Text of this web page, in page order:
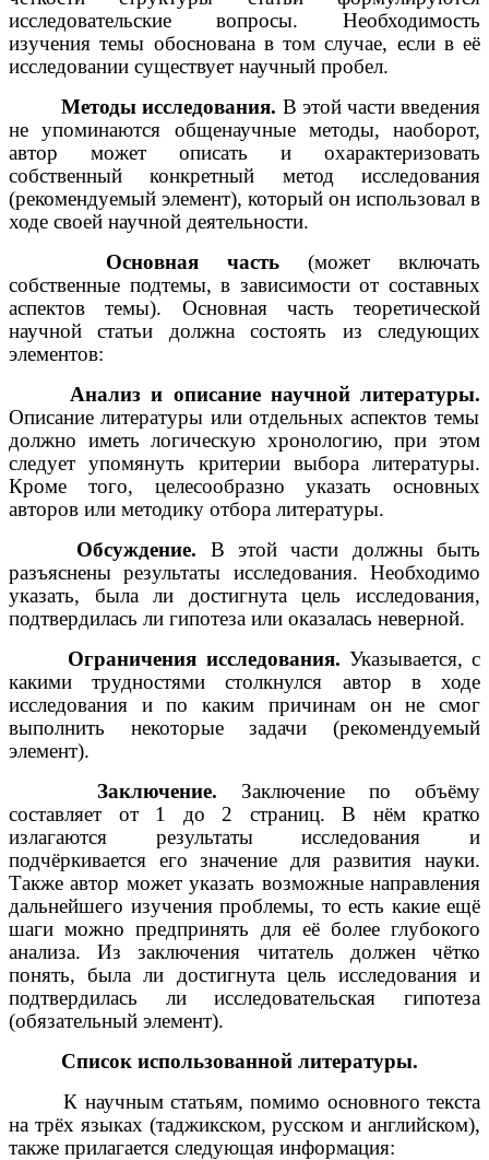
исследовательские вопросы. Необходимость
изучения темы обоснована в том случае, если в её
исследовании существует научный пробел.
Методы исследования. В этой части введения
не упоминаются общенаучные методы, наоборот,
автор может описать и охарактеризовать
собственный конкретный метод исследования
(рекомендуемый элемент), который он использовал в
ходе своей научной деятельности.
Основная часть(может включать
собственные подтемы, в зависимости от составных
аспектов темы). Основная часть теоретической
научной статьи должна состоять из следующих
элементов:
Анализ и описание научной литературы.
Описание литературы или отдельных аспектов темы
должно иметь логическую хронологию, при этом
следует упомянуть критерии выбора литературы.
Кроме того, целесообразно указать основных
авторов или методику отбора литературы.
Обсуждение. В этой части должны быть
разъяснены результаты исследования. Необходимо
указать, была ли достигнута цель исследования,
подтвердилась ли гипотеза или оказалась неверной.
Ограничения исследования. Указывается, с
какими трудностями столкнулся автор в ходе
исследования и по каким причинам он не смог
выполнить некоторые задачи (рекомендуемый
элемент).
Заключение. Заключение по объёму
составляет от 1 до 2 страниц. В нём кратко
излагаются результаты исследования и
подчёркивается его значение для развития науки.
Также автор может указать возможные направления
дальнейшего изучения проблемы, то есть какие ещё
шаги можно предпринять для её более глубокого
анализа. Из заключения читатель должен чётко
понять, была ли достигнута цель исследования и
подтвердилась ли исследовательская гипотеза
(обязательный элемент).
Список использованной литературы.
К научным статьям, помимо основного текста
на трёх языках (таджикском, русском и английском),
также прилагается следующая информация: